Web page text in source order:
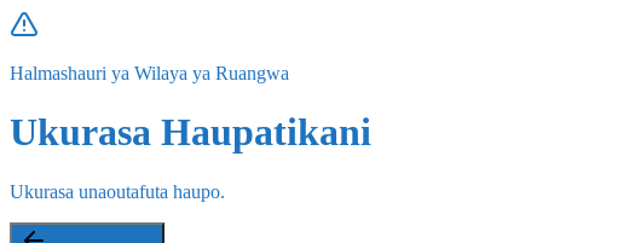
Halmashauri ya Wilaya ya Ruangwa
Ukurasa Haupatikani
Ukurasa unaoutafuta haupo.